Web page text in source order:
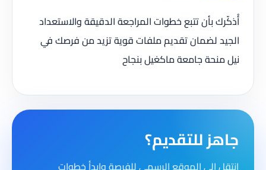
أُذكّرك بأن تتبع خطوات المراجعة الدقيقة والاستعداد
الجيد لضمان تقديم ملفات قوية تزيد من فرصك في
نيل منحة جامعة ماكغيل بنجاح
جاهز للتقديم؟
انتقل إلى الموقع الرسمي للفرصة وابدأ خطوات